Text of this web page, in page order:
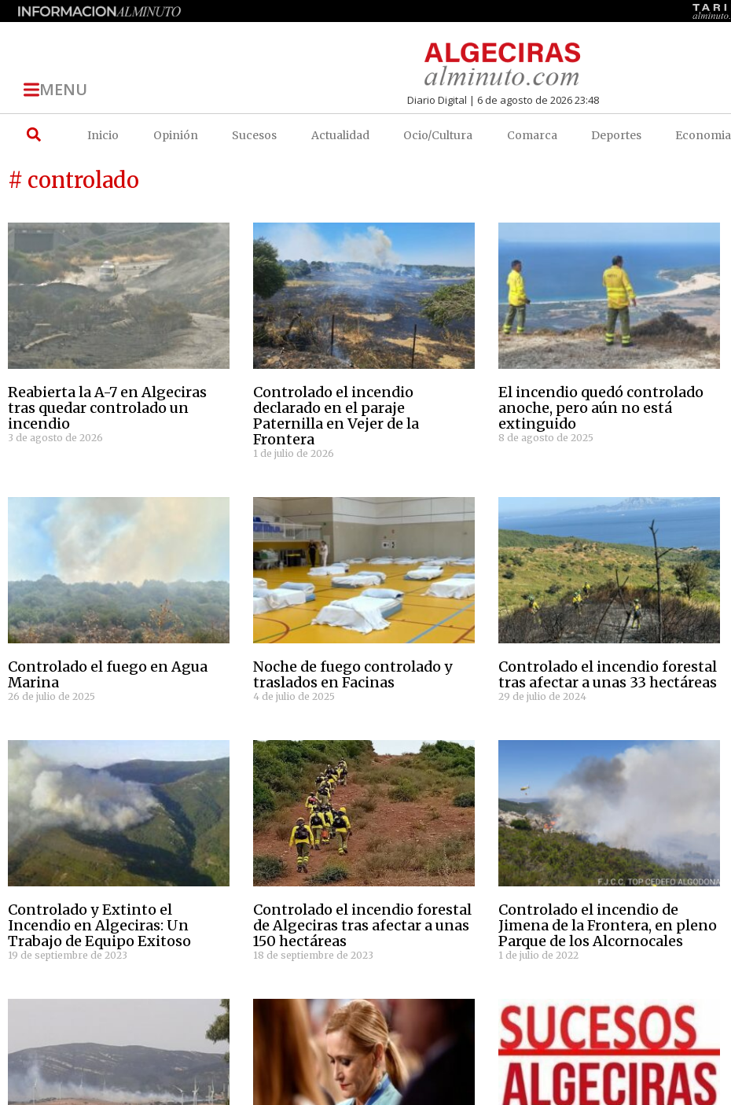
MENU Diario Digital | 6 de agosto de 2026 23:48
Inicio Opinión Sucesos Actualidad Ocio/Cultura Comarca Deportes Economia
# controlado
Reabierta la A-7 en Algeciras
tras quedar controlado un
incendio
3 de agosto de 2026
Controlado el incendio
declarado en el paraje
Paternilla en Vejer de la
Frontera
1 de julio de 2026
El incendio quedó controlado
anoche, pero aún no está
extinguido
8 de agosto de 2025
Controlado el fuego en Agua
Marina
26 de julio de 2025
Noche de fuego controlado y
traslados en Facinas
4 de julio de 2025
Controlado el incendio forestal
tras afectar a unas 33 hectáreas
29 de julio de 2024
Controlado y Extinto el
Incendio en Algeciras: Un
Trabajo de Equipo Exitoso
19 de septiembre de 2023
Controlado el incendio forestal
de Algeciras tras afectar a unas
150 hectáreas
18 de septiembre de 2023
Controlado el incendio de
Jimena de la Frontera, en pleno
Parque de los Alcornocales
1 de julio de 2022